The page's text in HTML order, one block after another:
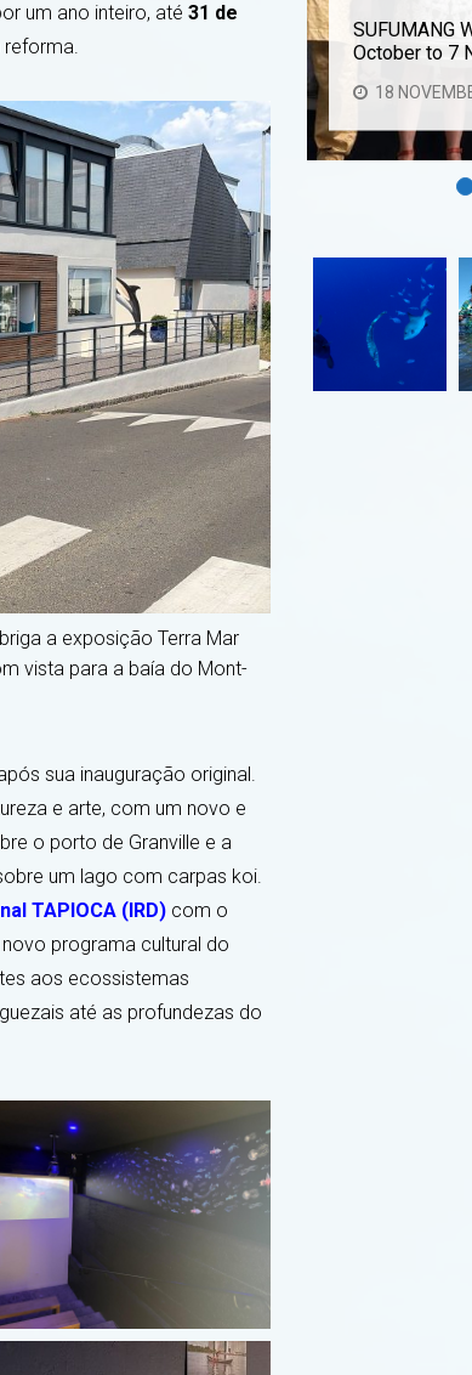
um ano inteiro, até 31 de
reforma.
a exposição Terra Mar
vista para a baía do Mont-
sua inauguração original.
e arte, com um novo e
o porto de Granville e a
um lago com carpas koi.
TAPIOCA (IRD) com o
programa cultural do
aos ecossistemas
até as profundezas do
meeting: a major step
SUFUMANG
October to 7
18